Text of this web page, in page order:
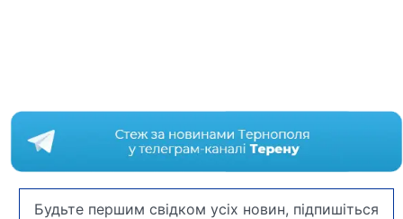
Будьте першим свідком усіх новин, підпишіться